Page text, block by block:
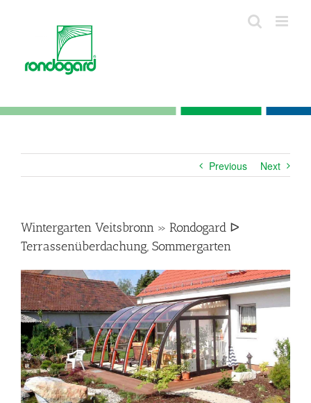
Previous Next
Wintergarten Veitsbronn » Rondogard ᐅ
Terrassenüberdachung, Sommergarten